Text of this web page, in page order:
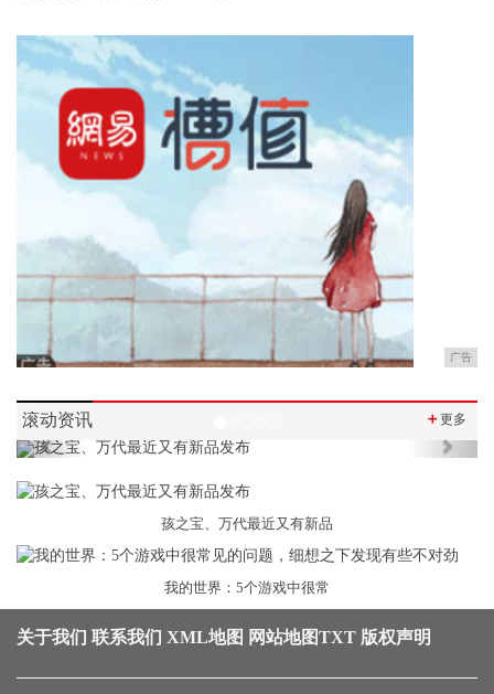
广告
滚动资讯 ＋更多
Previous Next
孩之宝、万代最近又有新品
我的世界：5个游戏中很常
关于我们 联系我们 XML地图 网站地图TXT 版权声明